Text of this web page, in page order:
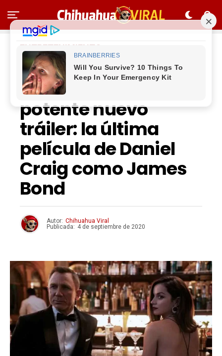
ENTRETENIMIENTO
‘Sin tiempo para
morir’ lanza un
potente nuevo
tráiler: la última
película de Daniel
Craig como James
Bond
Autor: Chihuahua Viral
Publicada: 4 de septiembre de 2020